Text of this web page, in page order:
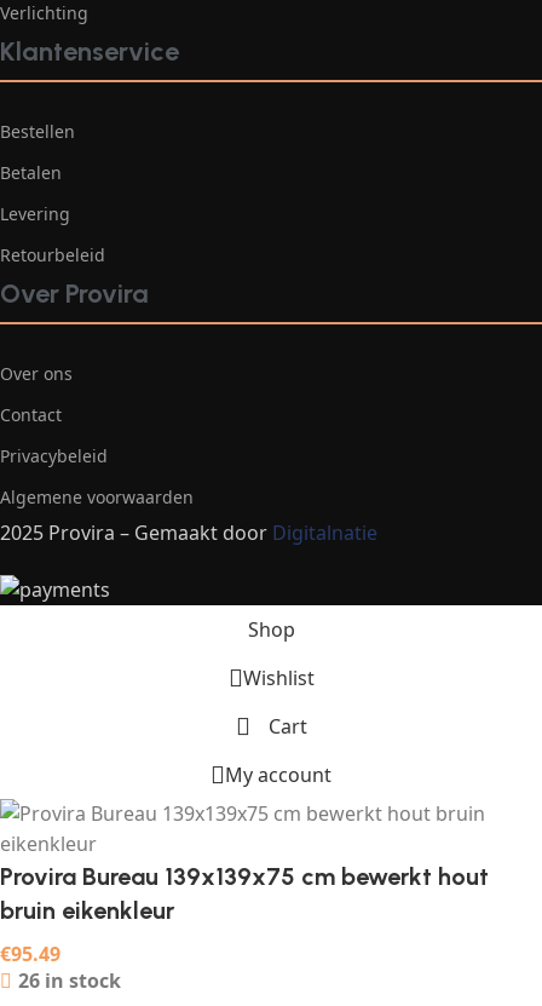
Verlichting
Klantenservice
Bestellen
Betalen
Levering
Retourbeleid
Over Provira
Over ons
Contact
Privacybeleid
Algemene voorwaarden
2025 Provira – Gemaakt door Digitalnatie
Shop
Wishlist
Cart
My account
Provira Bureau 139x139x75 cm bewerkt hout
bruin eikenkleur
€95.49
26 in stock